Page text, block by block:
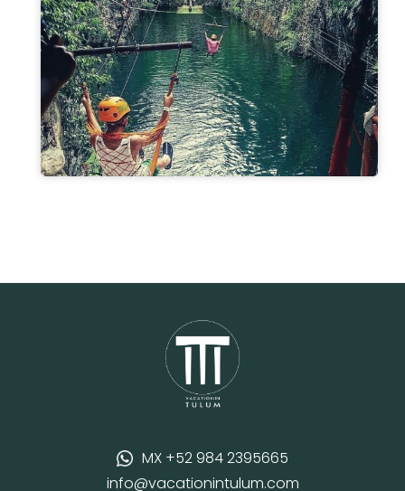
MX +52 984 2395665
info@vacationintulum.com